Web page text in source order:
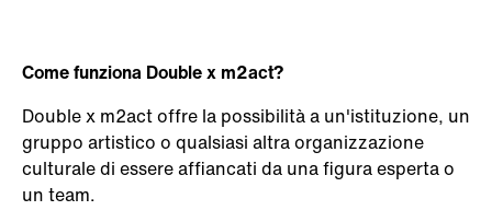
Come funziona Double x m2act?
Double x m2act offre la possibilità a un'istituzione, un
gruppo artistico o qualsiasi altra organizzazione
culturale di essere affiancati da una figura esperta o
un team.